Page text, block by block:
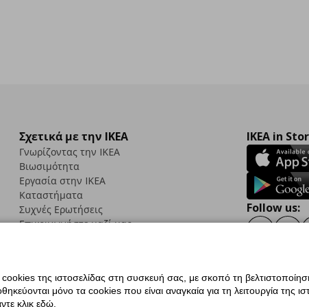
Σχετικά με την IKEA
Γνωρίζοντας την IKEA
Βιωσιμότητα
Εργασία στην IKEA
Καταστήματα
Συχνές Ερωτήσεις
Επικοινωνήστε μαζί μας
IKEA in
Follow us:
Γενική Πολιτική Προσωπικών
της ιστοσελίδας στη συσκευή σας, με σκοπό τη
μόνο τα cookies που είναι αναγκαία για τη λειτουργία της
κλικ εδώ.